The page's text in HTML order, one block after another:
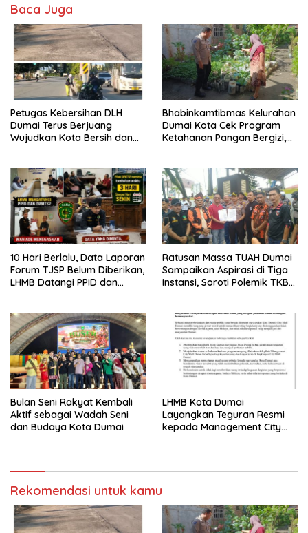
Baca Juga
Petugas Kebersihan DLH
Dumai Terus Berjuang
Wujudkan Kota Bersih dan
Bhabinkamtibmas Kelurahan
Dumai Kota Cek Program
Ketahanan Pangan Bergizi,
10 Hari Berlalu, Data Laporan
Forum TJSP Belum Diberikan,
LHMB Datangi PPID dan
Ratusan Massa TUAH Dumai
Sampaikan Aspirasi di Tiga
Instansi, Soroti Polemik TKBM
Bulan Seni Rakyat Kembali
Aktif sebagai Wadah Seni
dan Budaya Kota Dumai
LHMB Kota Dumai
Layangkan Teguran Resmi
kepada Management City
Rekomendasi untuk kamu